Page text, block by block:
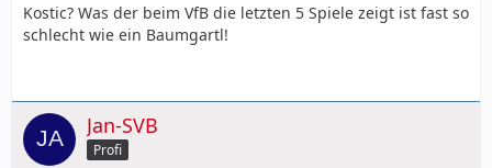
Kostic? Was der beim VfB die letzten 5 Spiele zeigt ist fast so
schlecht wie ein Baumgartl!
Jan-SVB
Profi